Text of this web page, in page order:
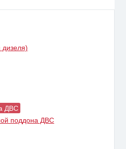
дизеля)
ДВС
поддона ДВС